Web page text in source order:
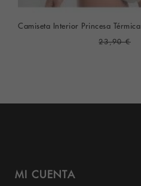
23,90 €
MI CUENTA